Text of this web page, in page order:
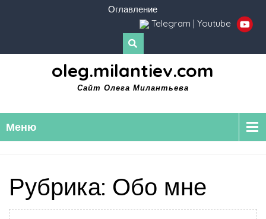
Оглавление
Telegram | Youtube
oleg.milantiev.com
Сайт Олега Милантьева
Меню
Рубрика: Обо мне